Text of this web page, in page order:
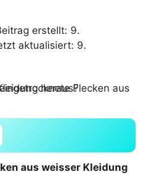
erstellt: 9.
aktualisiert: 9.
aus weisser Kleidung